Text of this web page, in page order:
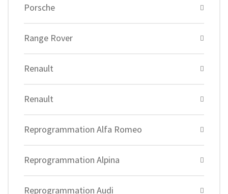
Porsche
Range Rover
Renault
Renault
Reprogrammation Alfa Romeo
Reprogrammation Alpina
Reprogrammation Audi